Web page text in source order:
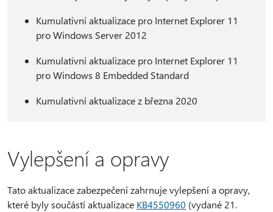
Kumulativní aktualizace pro Internet Explorer 11
pro Windows Server 2012
Kumulativní aktualizace pro Internet Explorer 11
pro Windows 8 Embedded Standard
Kumulativní aktualizace z března 2020
Vylepšení a opravy
Tato aktualizace zabezpečení zahrnuje vylepšení a opravy,
které byly součástí aktualizace KB4550960 (vydané 21.